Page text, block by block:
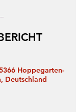
Übersicht
Hoppegarten-
Deutschland